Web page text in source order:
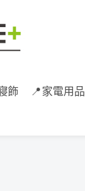
飾 📍家電用品